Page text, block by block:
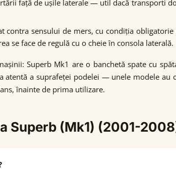
față de ușile laterale — util dacă transporti
sensului de mers, cu condiția
se face de regulă cu o cheie în consola laterală.
Superb Mk1 are o banchetă spate cu
atentă a suprafeței podelei — unele modele
înainte de prima utilizare.
Superb (Mk1) (2001-